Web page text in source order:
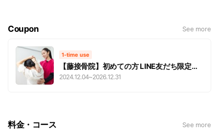
また、交通事故後の後遺症に関しては、適切なケアを行い、早
の根本改善に向けた個別対応が強みです。
患者様の症状に合わせたオーダーメイドの施術を行います。経
験豊富なスタッフが最新の技術で痛みを軽減し、生活の質を向
上させます。
でサポートします。
Coupon See more
1-time use
【藤接骨院】初めての方 LINE友だち限定ク
ーポン
2024.12.04~2026.12.31
料金・コース See more